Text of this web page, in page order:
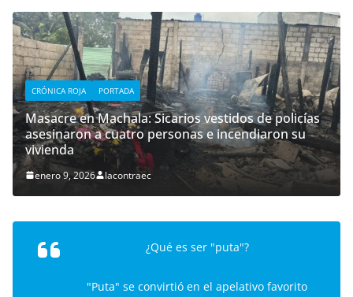
CRÓNICA ROJA PORTADA
Masacre en Machala: Sicarios vestidos de policías
asesinaron a cuatro personas e incendiaron su
vivienda
enero 9, 2026 lacontraec
¿Qué es ser "puta"?
"Puta" se convirtió en el apelativo favorito